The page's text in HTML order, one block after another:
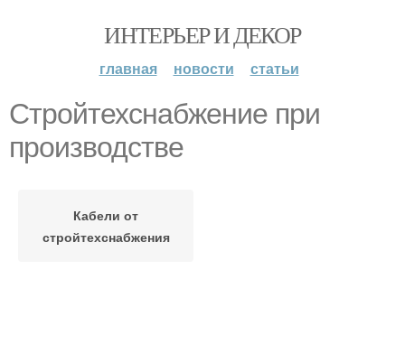
ИНТЕРЬЕР И ДЕКОР
главная новости статьи
Стройтехснабжение при
производстве
Кабели от
стройтехснабжения